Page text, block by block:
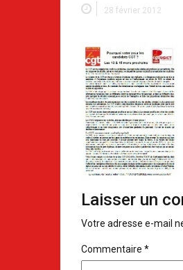
28 février 2012
Laisser un
Votre adresse e-mail
Commentaire *